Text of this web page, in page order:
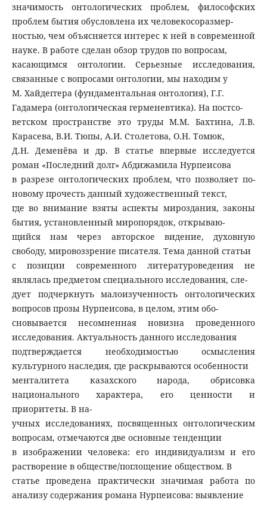
значимость онтологических проблем, философских
проблем бытия обусловлена их человекосоразмер-
ностью, чем объясняется интерес к ней в современной
науке. В работе сделан обзор трудов по вопросам,
касающимся онтологии. Серьезные исследования,
связанные с вопросами онтологии, мы находим у
М. Хайдеггера (фундаментальная онтология), Г.Г.
Гадамера (онтологическая герменевтика). На постсо-
ветском пространстве это труды М.М. Бахтина, Л.В.
Карасева, В.И. Тюпы, А.И. Столетова, О.Н. Томюк,
Д.Н. Деменёва и др. В статье впервые исследуется
роман «Последний долг» Абдижамила Нурпеисова
в разрезе онтологических проблем, что позволяет по-
новому прочесть данный художественный текст,
где во внимание взяты аспекты мироздания, законы
бытия, установленный миропорядок, открываю-
щийся нам через авторское видение, духовную
свободу, мировоззрение писателя. Тема данной статьи
с позиции современного литературоведения не
являлась предметом специального исследования, сле-
дует подчеркнуть малоизученность онтологических
вопросов прозы Нурпеисова, в целом, этим обо-
сновывается несомненная новизна проведенного
исследования. Актуальность данного исследования
подтверждается необходимостью осмысления
культурного наследия, где раскрываются особенности
менталитета казахского народа, обрисовка
национального характера, его ценности и
приоритеты. В на-
учных исследованиях, посвященных онтологическим
вопросам, отмечаются две основные тенденции
в изображении человека: его индивидуализм и его
растворение в обществе/поглощение обществом. В
статье проведена практически значимая работа по
анализу содержания романа Нурпеисова: выявление